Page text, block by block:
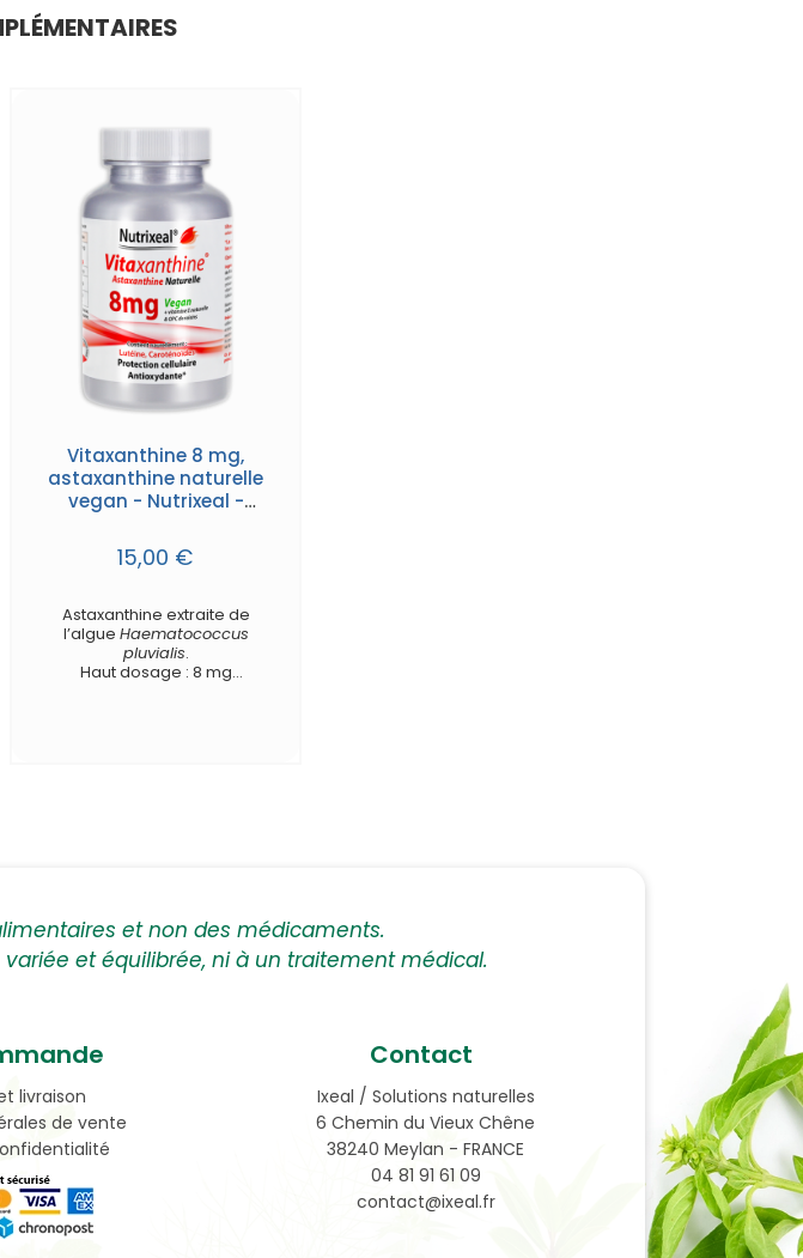
Vitaxanthine 8 mg,
astaxanthine naturelle
vegan - Nutrixeal -
15,00 €
Astaxanthine extraite de
l’algue Haematococcus
pluvialis.
Haut dosage : 8 mg
et non des médicaments.
et équilibrée, ni à un traitement médical.
livraison
de vente
Contact
Ixeal / Solutions naturelles
6 Chemin du Vieux Chêne
38240 Meylan - FRANCE
04 81 91 61 09
contact@ixeal.fr